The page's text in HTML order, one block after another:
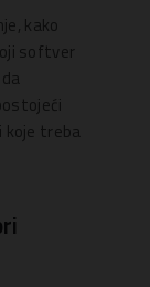
kako
softver
treba